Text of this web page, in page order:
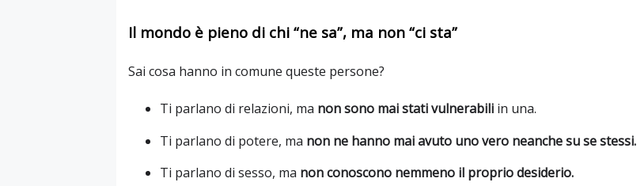
Il mondo è pieno di chi “ne sa”, ma non “ci sta”
Sai cosa hanno in comune queste persone?
Ti parlano di relazioni, ma non sono mai stati vulnerabili in una.
Ti parlano di potere, ma non ne hanno mai avuto uno vero neanche su se stessi.
Ti parlano di sesso, ma non conoscono nemmeno il proprio desiderio.